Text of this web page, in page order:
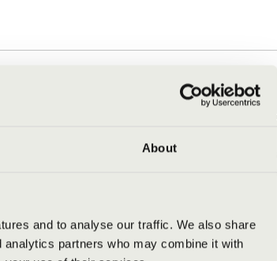
About
and to analyse our traffic. We also share
partners who may combine it with
a Szent István Zeneművészeti
pedig karmester szakon, Gál Tamás és Ligeti
érdekelte a színház, a zenés színház,